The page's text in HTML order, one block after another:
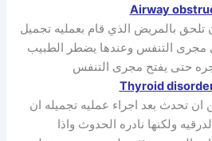
تلحق بالمريض الذي قام بعمليه تجميل
التنفس وعندها يضطر الطبيب
حتى يفتح مجرى التنفس
ان تحدث بعد اجراء عمليه تجميله ان
ولكنها نادره الحدوث واذا